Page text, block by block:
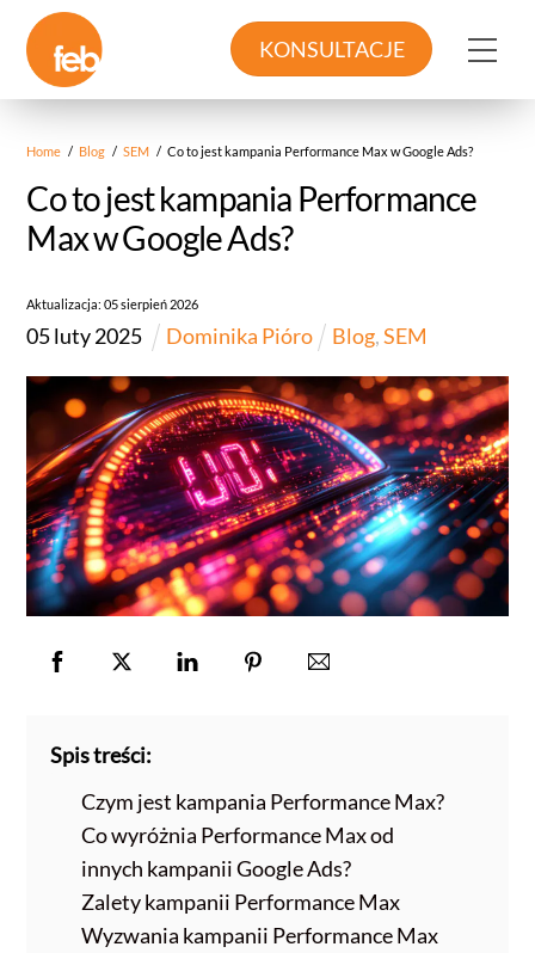
content
KONSULTACJE
Home / Blog / SEM / Co to jest kampania Performance Max w Google Ads?
Co to jest kampania Performance
Max w Google Ads?
Aktualizacja:05sierpień 2026
05luty2025 Dominika Pióro Blog,SEM
Spis treści:
Czym jest kampania Performance Max?
Co wyróżnia Performance Max od
innych kampanii Google Ads?
Zalety kampanii Performance Max
Wyzwania kampanii Performance Max